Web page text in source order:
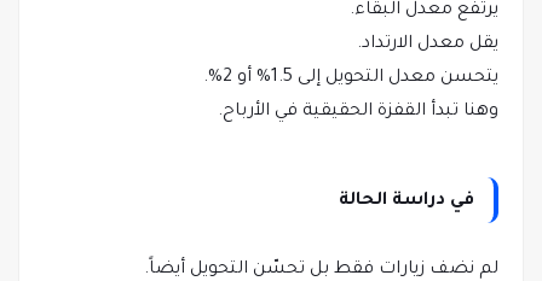
يرتفع معدل البقاء.
يقل معدل الارتداد.
يتحسن معدل التحويل إلى 1.5% أو 2%.
وهنا تبدأ القفزة الحقيقية في الأرباح.
في دراسة الحالة
لم نضف زيارات فقط بل تحسّن التحويل أيضاً.